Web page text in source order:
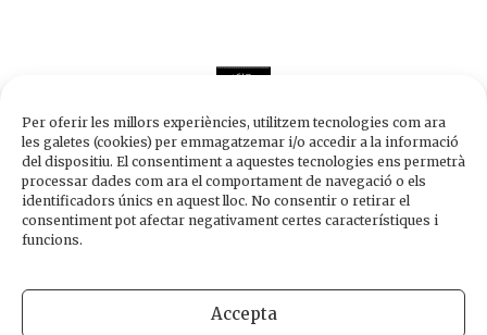
Per oferir les millors experiències, utilitzem tecnologies com ara
les galetes (cookies) per emmagatzemar i/o accedir a la informació
del dispositiu. El consentiment a aquestes tecnologies ens permetrà
processar dades com ara el comportament de navegació o els
identificadors únics en aquest lloc. No consentir o retirar el
consentiment pot afectar negativament certes característiques i
funcions.
Accepta
Edicions de 1984
Carrer Trafalgar, 10, 2n-2a A
Fax 934 854 375
1984@edicions1984.cat